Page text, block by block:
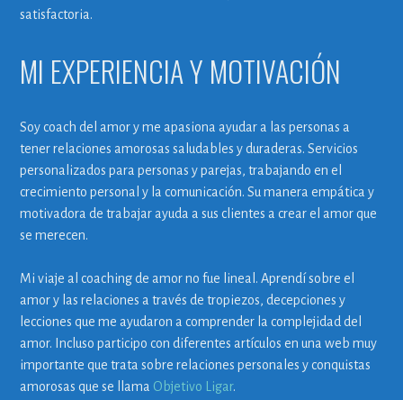
satisfactoria.
MI EXPERIENCIA Y MOTIVACIÓN
Soy coach del amor y me apasiona ayudar a las personas a
tener relaciones amorosas saludables y duraderas. Servicios
personalizados para personas y parejas, trabajando en el
crecimiento personal y la comunicación. Su manera empática y
motivadora de trabajar ayuda a sus clientes a crear el amor que
se merecen.
Mi viaje al coaching de amor no fue lineal. Aprendí sobre el
amor y las relaciones a través de tropiezos, decepciones y
lecciones que me ayudaron a comprender la complejidad del
amor. Incluso participo con diferentes artículos en una web muy
importante que trata sobre relaciones personales y conquistas
amorosas que se llama Objetivo Ligar.